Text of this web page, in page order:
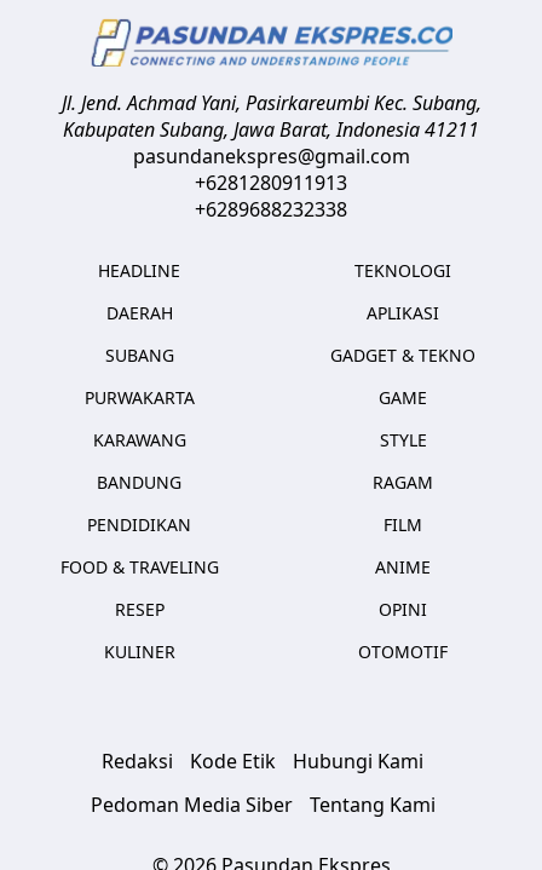
Jl. Jend. Achmad Yani, Pasirkareumbi Kec. Subang,
Kabupaten Subang, Jawa Barat,Indonesia41211
pasundanekspres@gmail.com
+6281280911913
+6289688232338
HEADLINE
DAERAH
SUBANG
PURWAKARTA
KARAWANG
BANDUNG
PENDIDIKAN
FOOD & TRAVELING
RESEP
KULINER
TEKNOLOGI
APLIKASI
GADGET & TEKNO
GAME
STYLE
RAGAM
FILM
ANIME
OPINI
OTOMOTIF
Redaksi Kode Etik
Hubungi Kami
Pedoman Media Siber
Tentang Kami